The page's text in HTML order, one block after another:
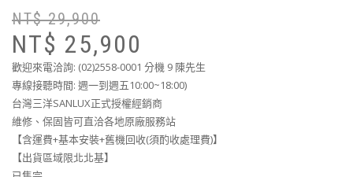
NT$29,900
NT$ 25,900
歡迎來電洽詢: (02)2558-0001 分機 9 陳先生
專線接聽時間: 週一到週五10:00~18:00)
台灣三洋SANLUX正式授權經銷商
維修、保固皆可直洽各地原廠服務站
【含運費+基本安裝+舊機回收(須酌收處理費)】
【出貨區域限北北基】